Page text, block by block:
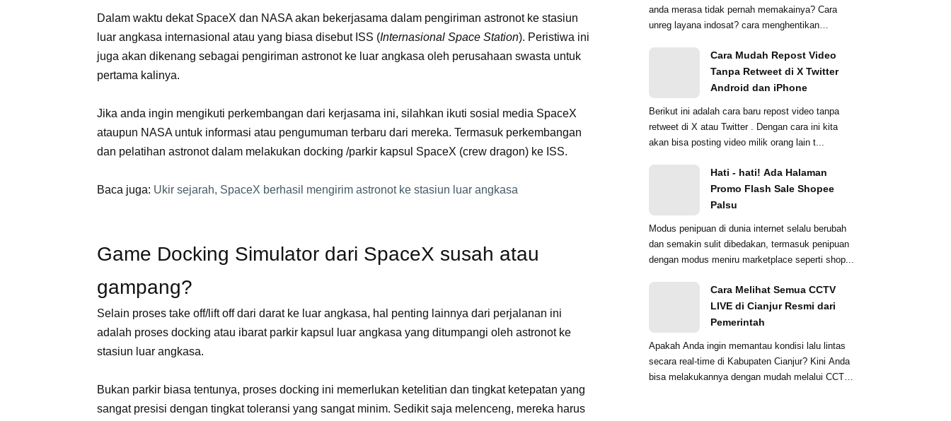
Dalam waktu dekat SpaceX dan NASA akan bekerjasama dalam pengiriman astronot ke stasiun
luar angkasa internasional atau yang biasa disebut ISS (Internasional Space Station). Peristiwa ini
juga akan dikenang sebagai pengiriman astronot ke luar angkasa oleh perusahaan swasta untuk
pertama kalinya.
Jika anda ingin mengikuti perkembangan dari kerjasama ini, silahkan ikuti sosial media SpaceX
ataupun NASA untuk informasi atau pengumuman terbaru dari mereka. Termasuk perkembangan
dan pelatihan astronot dalam melakukan docking /parkir kapsul SpaceX (crew dragon) ke ISS.
Baca juga: Ukir sejarah, SpaceX berhasil mengirim astronot ke stasiun luar angkasa
Game Docking Simulator dari SpaceX susah atau
gampang?
Selain proses take off/lift off dari darat ke luar angkasa, hal penting lainnya dari perjalanan ini
adalah proses docking atau ibarat parkir kapsul luar angkasa yang ditumpangi oleh astronot ke
stasiun luar angkasa.
Bukan parkir biasa tentunya, proses docking ini memerlukan ketelitian dan tingkat ketepatan yang
sangat presisi dengan tingkat toleransi yang sangat minim. Sedikit saja melenceng, mereka harus
anda merasa tidak pernah memakainya? Cara
unreg layana indosat? cara menghentikan
Cara Mudah Repost Video
Tanpa Retweet di X Twitter
Android dan iPhone
Berikut ini adalah cara baru repost video tanpa
retweet di X atau Twitter . Dengan cara ini kita
akan bisa posting video milik orang lain t...
Hati - hati! Ada Halaman
Promo Flash Sale Shopee
Palsu
Modus penipuan di dunia internet selalu berubah
dan semakin sulit dibedakan, termasuk penipuan
dengan modus meniru marketplace seperti shop...
Cara Melihat Semua CCTV
LIVE di Cianjur Resmi dari
Pemerintah
Apakah Anda ingin memantau kondisi lalu lintas
secara real-time di Kabupaten Cianjur? Kini Anda
bisa melakukannya dengan mudah melalui CCTV